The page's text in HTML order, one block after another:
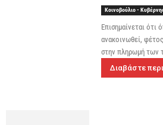
Κοινοβούλιο -
Επισημαίνεται
ανακοινωθεί,
στην πληρωμή των
Διαβάστε